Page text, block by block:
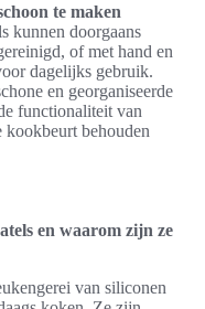
te maken
kunnen doorgaans
of met hand en
dagelijks gebruik.
en georganiseerde
functionaliteit van
kookbeurt behouden
en waarom zijn ze
van siliconen